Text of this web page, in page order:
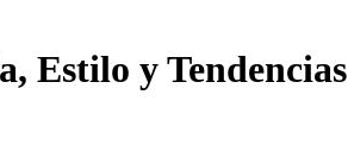
Estilo y Tendencias